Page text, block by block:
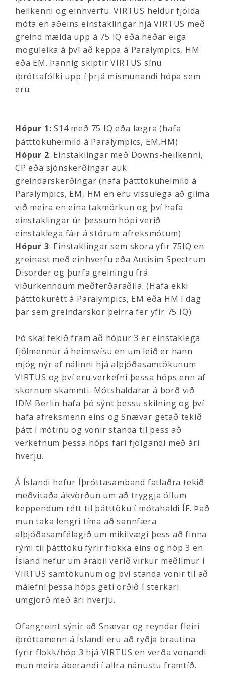
heilkenni og einhverfu. VIRTUS heldur fjölda
móta en aðeins einstaklingar hjá VIRTUS með
greind mælda upp á 75 IQ eða neðar eiga
möguleika á því að keppa á Paralympics, HM
eða EM. Þannig skiptir VIRTUS sínu
íþróttafólki upp í þrjá mismunandi hópa sem
eru:
Hópur 1: S14 með 75 IQ eða lægra (hafa
þátttökuheimild á Paralympics, EM,HM)
Hópur 2: Einstaklingar með Downs-heilkenni,
CP eða sjónskerðingar auk
greindarskerðingar (hafa þátttökuheimild á
Paralympics, EM, HM en eru vissulega að glíma
við meira en eina takmörkun og því hafa
einstaklingar úr þessum hópi verið
einstaklega fáir á stórum afreksmótum)
Hópur 3: Einstaklingar sem skora yfir 75IQ en
greinast með einhverfu eða Autisim Spectrum
Disorder og þurfa greiningu frá
viðurkenndum meðferðaraðila. (Hafa ekki
þátttökurétt á Paralympics, EM eða HM í dag
þar sem greindarskor þeirra fer yfir 75 IQ).
Þó skal tekið fram að hópur 3 er einstaklega
fjölmennur á heimsvísu en um leið er hann
mjög nýr af nálinni hjá alþjóðasamtökunum
VIRTUS og því eru verkefni þessa hóps enn af
skornum skammti. Mótshaldarar á borð við
IDM Berlin hafa þó sýnt þessu skilning og því
hafa afreksmenn eins og Snævar getað tekið
þátt í mótinu og vonir standa til þess að
verkefnum þessa hóps fari fjölgandi með ári
hverju.
Á Íslandi hefur Íþróttasamband fatlaðra tekið
meðvitaða ákvörðun um að tryggja öllum
keppendum rétt til þátttöku í mótahaldi ÍF. Það
mun taka lengri tíma að sannfæra
alþjóðasamfélagið um mikilvægi þess að finna
rými til þátttöku fyrir flokka eins og hóp 3 en
Ísland hefur um árabil verið virkur meðlimur í
VIRTUS samtökunum og því standa vonir til að
málefni þessa hóps geti orðið í sterkari
umgjörð með ári hverju.
Ofangreint sýnir að Snævar og reyndar fleiri
íþróttamenn á Íslandi eru að ryðja brautina
fyrir flokk/hóp 3 hjá VIRTUS en verða vonandi
mun meira áberandi í allra nánustu framtíð.